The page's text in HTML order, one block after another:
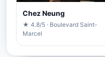
Chez Neung
★ 4.8/5 · Boulevard Saint-
Marcel